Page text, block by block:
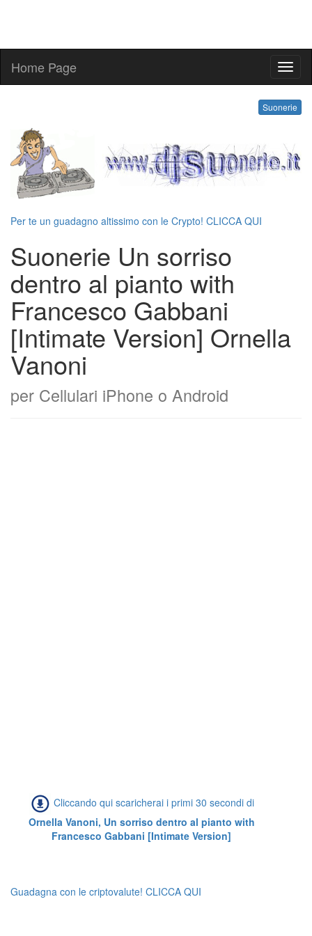
Home Page
Suonerie
Per te un guadagno altissimo con le Crypto! CLICCA QUI
Suonerie Un sorriso
dentro al pianto with
Francesco Gabbani
[Intimate Version] Ornella
Vanoni
per Cellulari iPhone o Android
Cliccando qui scaricherai i primi 30 secondi di
Ornella Vanoni, Un sorriso dentro al pianto with
Francesco Gabbani [Intimate Version]
Guadagna con le criptovalute! CLICCA QUI